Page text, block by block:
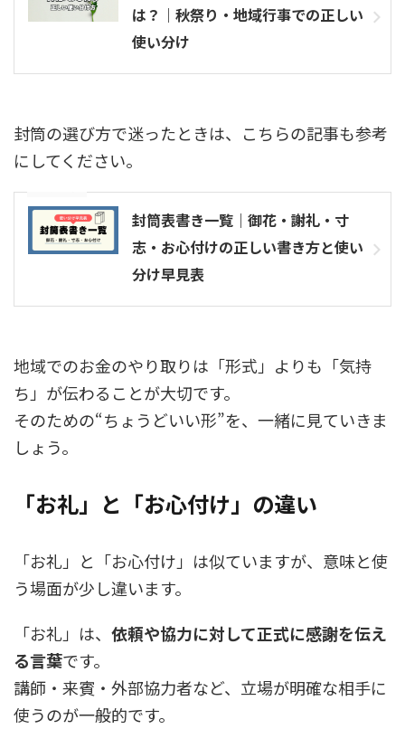
は？｜秋祭り・地域行事での正しい
使い分け
封筒の選び方で迷ったときは、こちらの記事も参考
にしてください。
封筒表書き一覧｜御花・謝礼・寸
志・お心付けの正しい書き方と使い
分け早見表
地域でのお金のやり取りは「形式」よりも「気持
ち」が伝わることが大切です。
そのための“ちょうどいい形”を、一緒に見ていきま
しょう。
「お礼」と「お心付け」の違い
「お礼」と「お心付け」は似ていますが、意味と使
う場面が少し違います。
「お礼」は、 依頼や協力に対して正式に感謝を伝え
る言葉です。
講師・来賓・外部協力者など、立場が明確な相手に
使うのが一般的です。